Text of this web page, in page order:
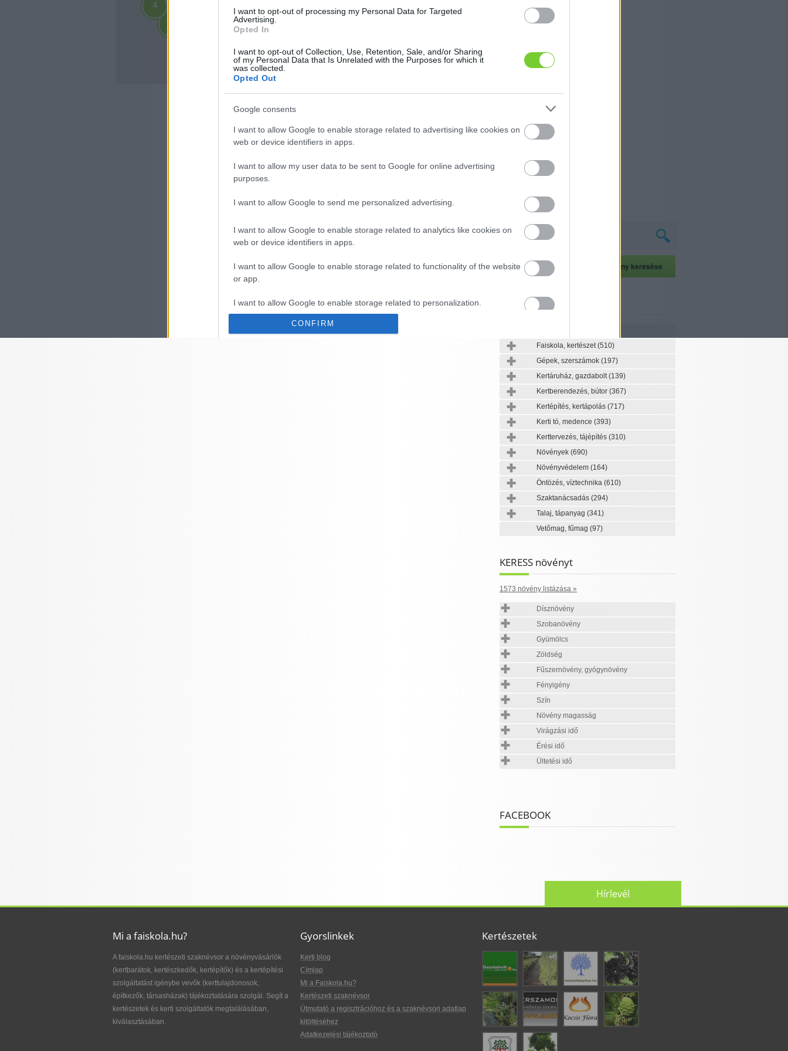
I want to opt-out of processing my Personal Data for Targeted
Advertising.
Opted In
I want to opt-out of Collection, Use, Retention, Sale, and/or Sharing
of my Personal Data that Is Unrelated with the Purposes for which it
was collected.
Opted Out
Google consents
I want to allow Google to enable storage related to advertising like cookies on
web or device identifiers in apps.
I want to allow my user data to be sent to Google for online advertising
purposes.
I want to allow Google to send me personalized advertising.
I want to allow Google to enable storage related to analytics like cookies on
web or device identifiers in apps.
I want to allow Google to enable storage related to functionality of the website
or app.
I want to allow Google to enable storage related to personalization.
authentication functionality and fraud prevention, and other user protection.
CONFIRM
10
2
3
4 2
10
2
4
Kertészeti szaknévsor
Faiskola, kertészet(510)
Gépek, szerszámok (197)
Kertáruház, gazdabolt(139)
Kertberendezés, bútor (367)
Kertépítés, kertápolás (717)
Kerti tó, medence (393)
Kerttervezés, tájépítés (310)
Növények (690)
Növényvédelem (164)
Öntözés, víztechnika (610)
Szaktanácsadás (294)
Talaj, tápanyag (341)
Vetőmag, fűmag (97)
KERESS növényt
1573 növény listázása »
Dísznövény
Szobanövény
Gyümölcs
Zöldség
Fűszernövény, gyógynövény
Fényigény
Szín
Növény magasság
Virágzási idő
Érési idő
Ültetési idő
FACEBOOK
Hírlevél
Mi a faiskola.hu?
A faiskola.hu kertészeti szaknévsor a növényvásárlók
(kertbarátok, kertészkedők, kertépítők) és a kertépítési
szolgáltatást igénybe vevők (kerttulajdonosok,
építkezők, társasházak) tájékoztatására szolgál. Segít a
kertészetek és kerti szolgáltatók megtalálásában,
kiválasztásában.
Gyorslinkek
Kerti blog
Címlap
Mi a Faiskola.hu?
Kertészeti szaknévsor
Útmutató a regisztrációhoz és a szaknévsori adatlap
kitöltéséhez
Adatkezelési tájékoztató
Kertészetek